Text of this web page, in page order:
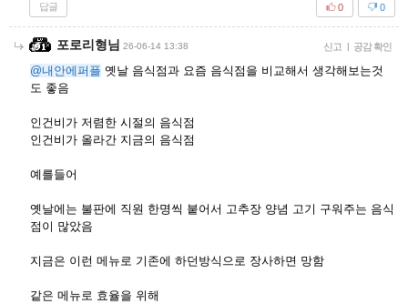
답글 0
0
포로리형님 26-06-14 13:38 신고 공감 확인
@내안에퍼플 옛날 음식점과 요즘 음식점을 비교해서 생각해보는것
도 좋음
인건비가 저렴한 시절의 음식점
인건비가 올라간 지금의 음식점
예를들어
옛날에는 불판에 직원 한명씩 붙어서 고추장 양념 고기 구워주는 음식
점이 많았음
지금은 이런 메뉴로 기존에 하던방식으로 장사하면 망함
같은 메뉴로 효율을 위해